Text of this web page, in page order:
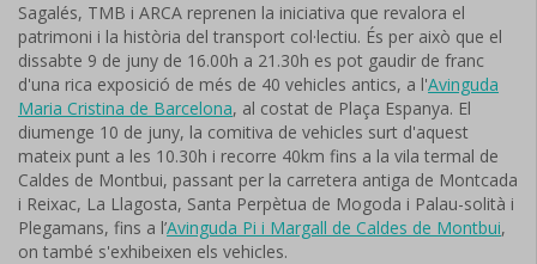
Sagalés, TMB i ARCA reprenen la iniciativa que revalora el
patrimoni i la història del transport col·lectiu. És per això que el
dissabte 9 de juny de 16.00h a 21.30h es pot gaudir de franc
d'una rica exposició de més de 40 vehicles antics, a l'Avinguda
Maria Cristina de Barcelona, al costat de Plaça Espanya. El
diumenge 10 de juny, la comitiva de vehicles surt d'aquest
mateix punt a les 10.30h i recorre 40km fins a la vila termal de
Caldes de Montbui, passant per la carretera antiga de Montcada
i Reixac, La Llagosta, Santa Perpètua de Mogoda i Palau-solità i
Plegamans, fins a l’Avinguda Pi i Margall de Caldes de Montbui,
on també s'exhibeixen els vehicles.